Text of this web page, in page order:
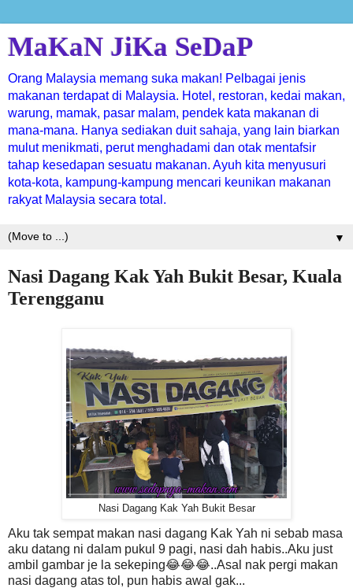
MaKaN JiKa SeDaP
Orang Malaysia memang suka makan! Pelbagai jenis
makanan terdapat di Malaysia. Hotel, restoran, kedai makan,
warung, mamak, pasar malam, pendek kata makanan di
mana-mana. Hanya sediakan duit sahaja, yang lain biarkan
mulut menikmati, perut menghadami dan otak mentafsir
tahap kesedapan sesuatu makanan. Ayuh kita menyusuri
kota-kota, kampung-kampung mencari keunikan makanan
rakyat Malaysia secara total.
▼
Nasi Dagang Kak Yah Bukit Besar, Kuala
Terengganu
Nasi Dagang Kak Yah Bukit Besar
Aku tak sempat makan nasi dagang Kak Yah ni sebab masa
aku datang ni dalam pukul 9 pagi, nasi dah habis..Aku just
ambil gambar je la sekeping😂😂😂..Asal nak pergi makan
nasi dagang atas tol, pun habis awal gak...